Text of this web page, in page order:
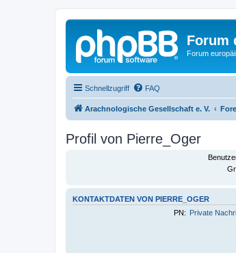
Forum
Forum
Schnellzugriff FAQ
Arachnologische Gesellschaft e. V.
Profil von Pierre_Oger
KONTAKTDATEN VON PIERRE_OGER
PN: Private